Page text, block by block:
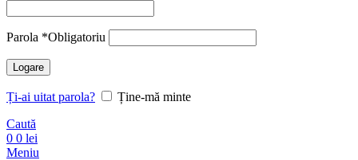
Parola *Obligatoriu
Logare
Ți-ai uitat parola?
Ține-mă minte
Caută
0 0 lei
Meniu